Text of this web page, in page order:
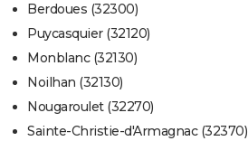
Berdoues (32300)
Puycasquier (32120)
Monblanc (32130)
Noilhan (32130)
Nougaroulet (32270)
Sainte-Christie-d'Armagnac (32370)